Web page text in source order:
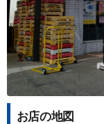
お店の地図